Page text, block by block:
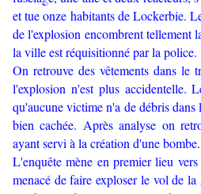
et tue onze habitants de Lockerbie.
de l'explosion encombrent tellement
la ville est réquisitionné par la police.
On retrouve des vêtements dans le
l'explosion n'est plus accidentelle.
qu'aucune victime n'a de débris
bien cachée. Après analyse on
ayant servi à la création d'une bombe.
L'enquête mène en premier lieu
menacé de faire exploser le vol de la